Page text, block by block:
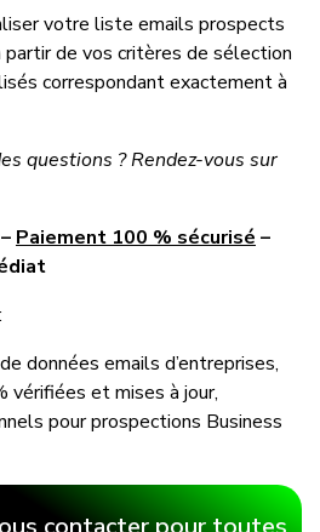
votre liste emails prospects
partir de vos critères de sélection
correspondant exactement à
questions ? Rendez-vous sur
– Paiement 100 % sécurisé –
:
données emails d’entreprises,
vérifiées et mises à jour,
pour prospections Business